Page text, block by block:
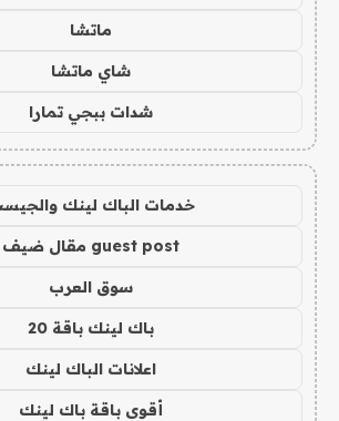
ماتشا
شاي ماتشا
شدات ببجي تمارا
خدمات الباك لينك
guest post مقال ضيف
سوق العرب
باك لينك باقة 20
اعلانات الباك لينك
أقوى باقة باك لينك